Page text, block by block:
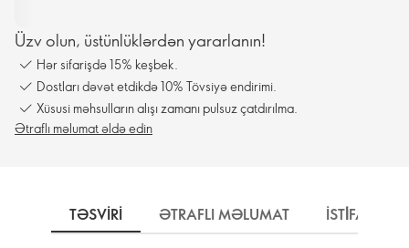
Üzv olun, üstünlüklərdən yararlanın!
Hər sifarişdə 15% keşbek.
Dostları dəvət etdikdə 10% Tövsiyə endirimi.
Xüsusi məhsulların alışı zamanı pulsuz çatdırılma.
Ətraflı məlumat əldə edin
TƏSVIRI ƏTRAFLI MƏLUMAT İSTİFADƏ